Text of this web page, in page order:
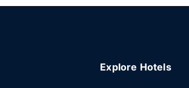
Explore Hotels